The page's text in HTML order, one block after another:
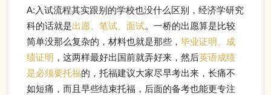
A: 入试流程其实跟别的学校也没什么区别，经济学研究
科的话就是出愿、笔试、面试。一桥的出愿算是比较
简单没那么复杂的，材料也就是那些，毕业证明、成
绩证明 ，这两样最好出国前就弄好来，然后英语成绩
是必须要托福的，托福建议大家尽早考出来，长痛不
如短痛，而且早些结束托福，后面的备考也能更专注